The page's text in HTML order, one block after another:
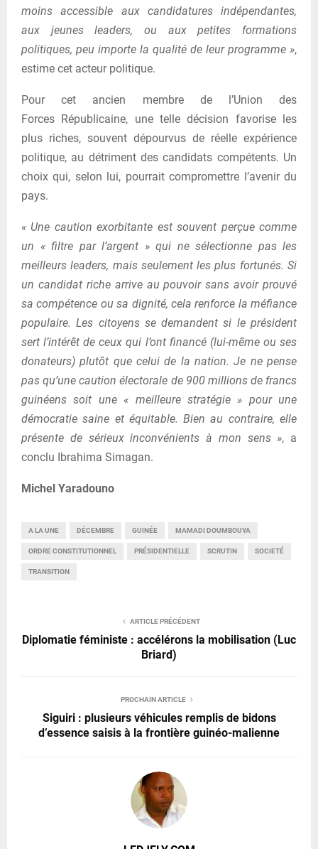
moins accessible aux candidatures indépendantes,
aux jeunes leaders, ou aux petites formations
politiques, peu importe la qualité de leur programme »,
estime cet acteur politique.
Pour cet ancien membre de l’Union des
Forces Républicaine, une telle décision favorise les
plus riches, souvent dépourvus de réelle expérience
politique, au détriment des candidats compétents. Un
choix qui, selon lui, pourrait compromettre l’avenir du
pays.
« Une caution exorbitante est souvent perçue comme
un « filtre par l’argent » qui ne sélectionne pas les
meilleurs leaders, mais seulement les plus fortunés. Si
un candidat riche arrive au pouvoir sans avoir prouvé
sa compétence ou sa dignité, cela renforce la méfiance
populaire. Les citoyens se demandent si le président
sert l’intérêt de ceux qui l’ont financé (lui-même ou ses
donateurs) plutôt que celui de la nation. Je ne pense
pas qu’une caution électorale de 900 millions de francs
guinéens soit une « meilleure stratégie » pour une
démocratie saine et équitable. Bien au contraire, elle
présente de sérieux inconvénients à mon sens », a
conclu Ibrahima Simagan.
Michel Yaradouno
A LA UNE DÉCEMBRE GUINÉE MAMADI DOUMBOUYA
ORDRE CONSTITUTIONNEL PRÉSIDENTIELLE SCRUTIN SOCIETÉ
TRANSITION
ARTICLE PRÉCÉDENT
Diplomatie féministe : accélérons la mobilisation (Luc
Briard)
PROCHAIN ARTICLE
Siguiri : plusieurs véhicules remplis de bidons
d’essence saisis à la frontière guinéo-malienne